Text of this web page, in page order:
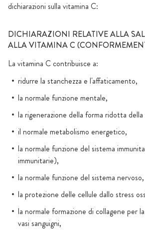
dichiarazioni sulla vitamina C:
DICHIARAZIONI RELATIVE ALLA
ALLA VITAMINA C
La vitamina C contribuisce a:
ridurre la stanchezza e l'affaticamento,
la normale funzione mentale,
la rigenerazione della forma ridotta
il normale metabolismo energetico,
la normale funzione del sistema
immunitarie),
la normale funzione del sistema nervoso,
la protezione delle cellule dallo stress
la normale formazione di collagene per
vasi sanguigni,